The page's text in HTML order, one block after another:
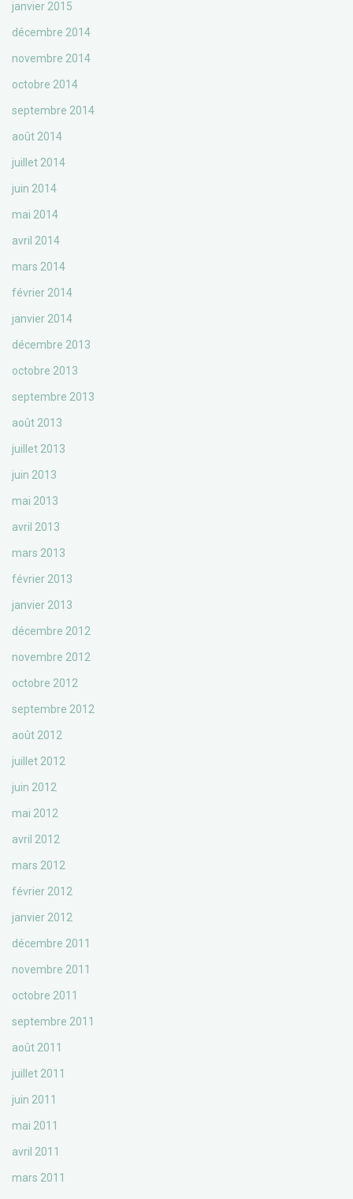
janvier 2015
décembre 2014
novembre 2014
octobre 2014
septembre 2014
août 2014
juillet 2014
juin 2014
mai 2014
avril 2014
mars 2014
février 2014
janvier 2014
décembre 2013
octobre 2013
septembre 2013
août 2013
juillet 2013
juin 2013
mai 2013
avril 2013
mars 2013
février 2013
janvier 2013
décembre 2012
novembre 2012
octobre 2012
septembre 2012
août 2012
juillet 2012
juin 2012
mai 2012
avril 2012
mars 2012
février 2012
janvier 2012
décembre 2011
novembre 2011
octobre 2011
septembre 2011
août 2011
juillet 2011
juin 2011
mai 2011
avril 2011
mars 2011